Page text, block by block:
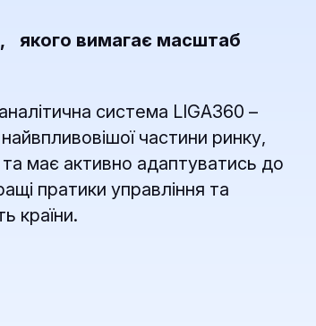
якого вимагає масштаб
система LIGA360 –
частини ринку,
має активно адаптуватись до
пратики управління та
країни.